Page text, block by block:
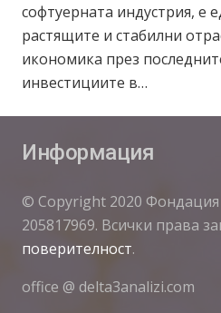
софтуерната индустрия, е
растящите и стабилни
икономика през
инвестициите в…
Информация
© Copyright 2020 Фондация
205817969. Всички права
поверителност.
office @ delta3analizi.com